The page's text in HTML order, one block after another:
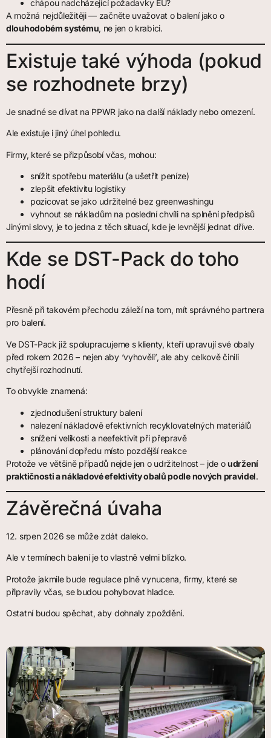
chápou nadcházející požadavky EU?
A možná nejdůležitěji — začněte uvažovat o balení jako o
dlouhodobém systému, ne jen o krabici.
Existuje také výhoda (pokud
se rozhodnete brzy)
Je snadné se dívat na PPWR jako na další náklady nebo omezení.
Ale existuje i jiný úhel pohledu.
Firmy, které se přizpůsobí včas, mohou:
snížit spotřebu materiálu (a ušetřit peníze)
zlepšit efektivitu logistiky
pozicovat se jako udržitelné bez greenwashingu
vyhnout se nákladům na poslední chvíli na splnění předpisů
Jinými slovy, je to jedna z těch situací, kde je levnější jednat dříve.
Kde se DST-Pack do toho
hodí
Přesně při takovém přechodu záleží na tom, mít správného partnera
pro balení.
Ve DST-Pack již spolupracujeme s klienty, kteří upravují své obaly
před rokem 2026 – nejen aby ‘vyhověli’, ale aby celkově činili
chytřejší rozhodnutí.
To obvykle znamená:
zjednodušení struktury balení
nalezení nákladově efektivních recyklovatelných materiálů
snížení velikosti a neefektivit při přepravě
plánování dopředu místo pozdější reakce
Protože ve většině případů nejde jen o udržitelnost – jde oudržení
praktičnosti a nákladové efektivity obalů podle nových pravidel.
Závěrečná úvaha
12. srpen 2026 se může zdát daleko.
Ale v termínech balení je to vlastně velmi blízko.
Protože jakmile bude regulace plně vynucena, firmy, které se
připravily včas, se budou pohybovat hladce.
Ostatní budou spěchat, aby dohnaly zpoždění.